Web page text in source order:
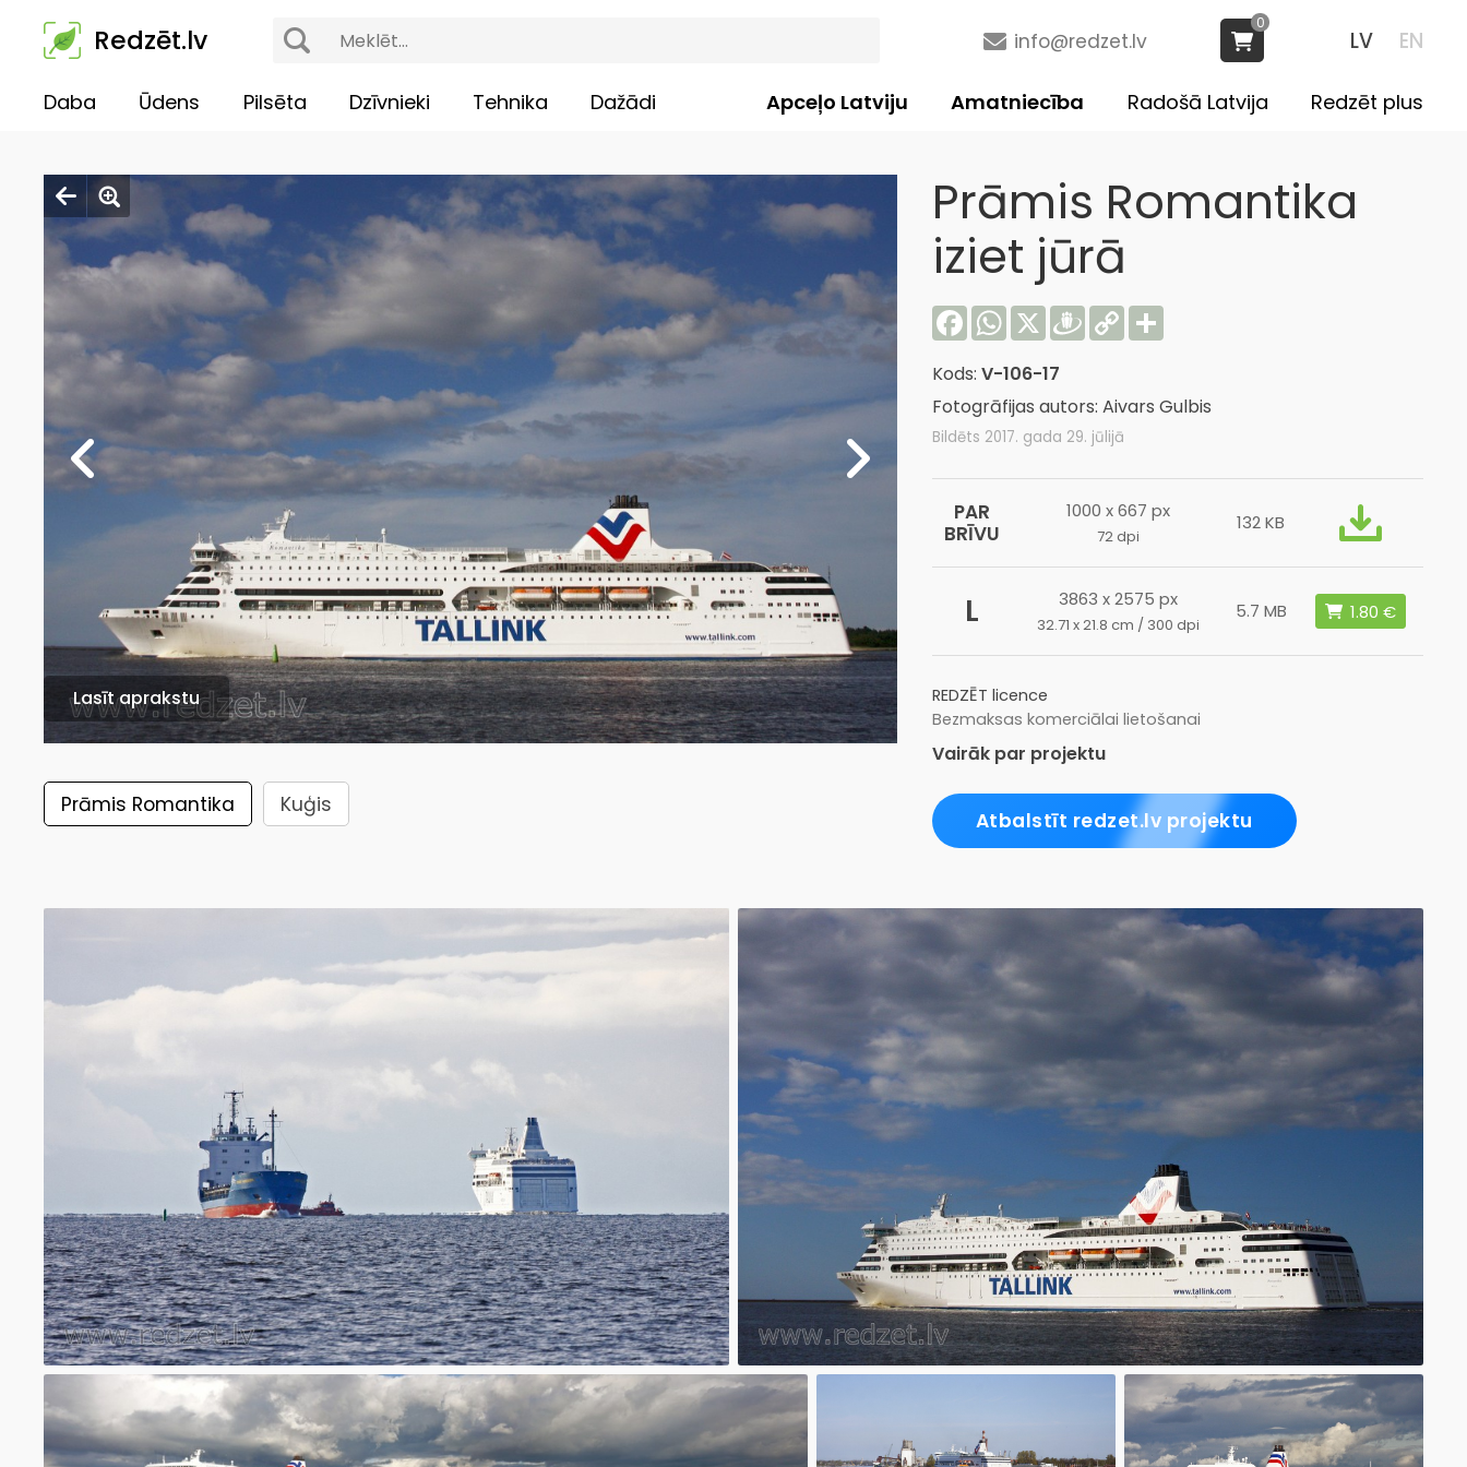
Redzēt.lv LV EN
info@redzet.lv
0
Daba Ūdens Pilsēta Dzīvnieki Tehnika Dažādi Redzēt plus
Radošā Latvija
Amatniecība
Apceļo Latviju
Lasīt aprakstu
Prāmis Romantika Kuģis
Prāmis Romantika
iziet jūrā
Facebook
WhatsApp
X Draugiem
Copy
Link
Share
Kods: V-106-17
Fotogrāfijas autors: Aivars Gulbis
Bildēts 2017. gada 29. jūlijā
PAR
BRĪVU
1000 x 667 px
72 dpi
132 KB
L 3863 x 2575 px
32.71 x 21.8 cm / 300 dpi
5.7 MB
REDZĒT licence
Bezmaksas komerciālai lietošanai
Vairāk par projektu
Atbalstīt redzet.lv projektu